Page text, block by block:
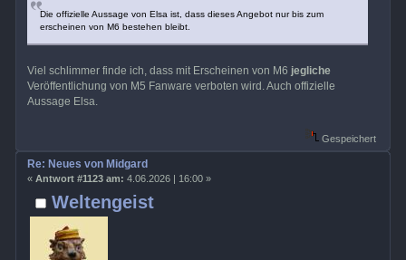
Die offizielle Aussage von Elsa ist, dass dieses Angebot nur bis zum
erscheinen von M6 bestehen bleibt.
Viel schlimmer finde ich, dass mit Erscheinen von M6 jegliche
Veröffentlichung von M5 Fanware verboten wird. Auch offizielle
Aussage Elsa.
Gespeichert
Weltengeist
Re: Neues von Midgard
« Antwort #1123 am: 4.06.2026 | 16:00 »